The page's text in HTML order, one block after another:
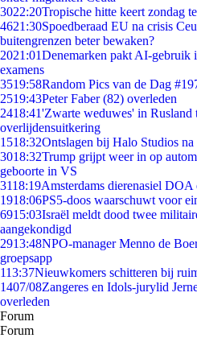
3022:20Tropische hitte keert zondag
4621:30Spoedberaad EU na crisis
buitengrenzen beter bewaken?
2021:01Denemarken pakt AI-gebruik
examens
3519:58Random Pics van de Dag
2519:43Peter Faber (82) overleden
2418:41'Zwarte weduwes' in Rusland
overlijdensuitkering
1518:32Ontslagen bij Halo Studios
3018:32Trump grijpt weer in op
geboorte in VS
3118:19Amsterdams dierenasiel
1918:06PS5-doos waarschuwt voor
6915:03Israël meldt dood twee
aangekondigd
2913:48NPO-manager Menno de
groepsapp
113:37Nieuwkomers schitteren bij
1407/08Zangeres en Idols-jurylid
overleden
Forum
Forum